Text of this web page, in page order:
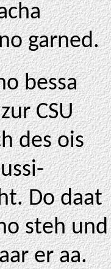
garned.
bessa
CSU
des ois
Do daat
steh und
er aa.